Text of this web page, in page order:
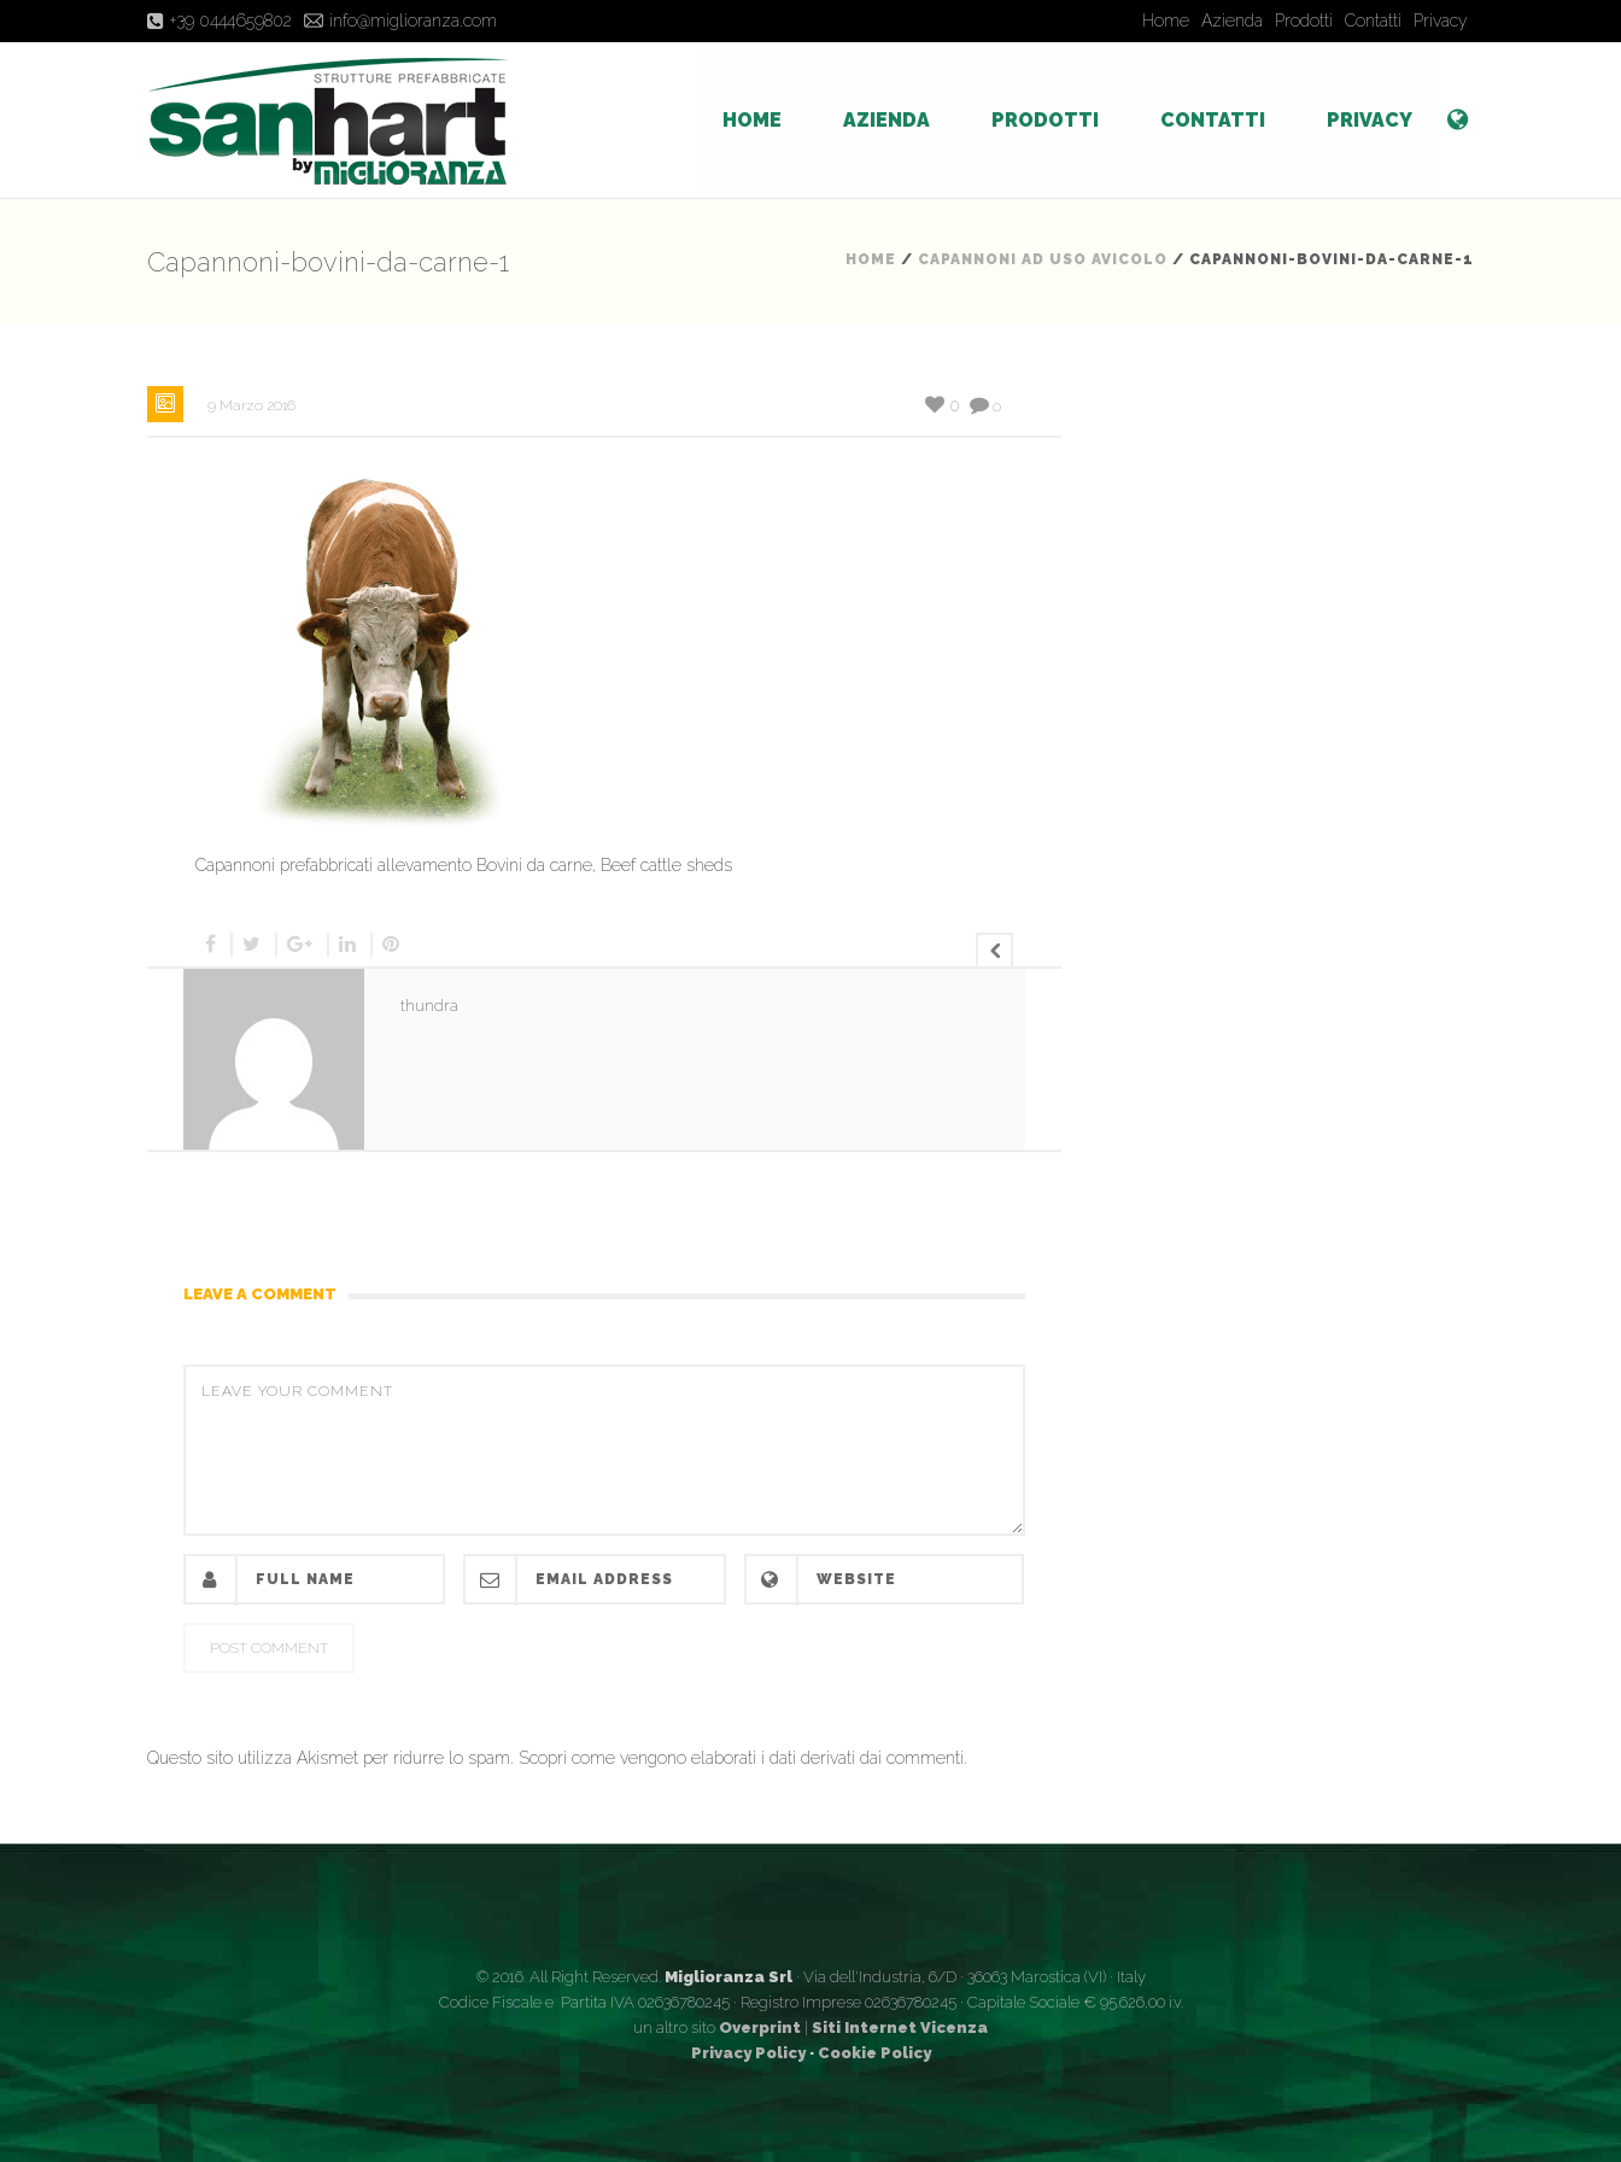
+39 0444659802 info@miglioranza.com Home Azienda Prodotti Contatti Privacy
HOME AZIENDA PRODOTTI CONTATTI PRIVACY
Capannoni-bovini-da-carne-1 HOME / CAPANNONI AD USO AVICOLO / CAPANNONI-BOVINI-DA-CARNE-1
9 Marzo 2016 0
0
Capannoni prefabbricati allevamento Bovini da carne, Beef cattle sheds
thundra
LEAVE A COMMENT
Questo sito utilizza Akismet per ridurre lo spam. Scopri come vengono elaborati i dati derivati dai commenti
© 2016. All Right Reserved. Miglioranza Srl· Via dell'Industria, 6/D · 36063 Marostica (VI) · Italy
Codice Fiscale e Partita IVA 02636780245 · Registro Imprese 02636780245 · Capitale Sociale € 95.626,00 i.v.
un altro sito Overprint Siti Internet Vicenza
Privacy Policy · Cookie Policy